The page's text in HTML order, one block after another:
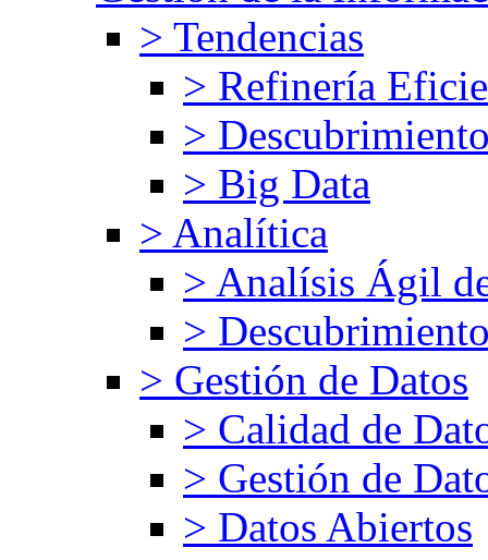
> Tendencias
> Refinería
>
> Big Data
> Analítica
> Analísis Ágil
>
> Gestión de Datos
> Calidad de
> Gestión de
> Datos Abiertos